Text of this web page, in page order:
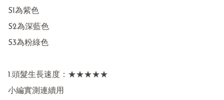
S1為紫色
S2為深藍色
S3為粉綠色
1.頭髮生長速度：★★★★★
小編實測連續用